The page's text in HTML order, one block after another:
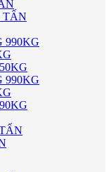
TẤN
990KG
990KG